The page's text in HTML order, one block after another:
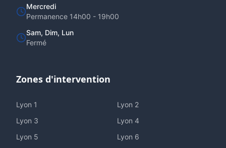
Mercredi
Permanence 14h00 - 19h00
Sam, Dim, Lun
Fermé
Zones d'intervention
Lyon 1 Lyon 2
Lyon 3 Lyon 4
Lyon 5 Lyon 6